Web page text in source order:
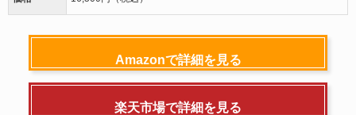
Amazonで詳細を見る
楽天市場で詳細を見る